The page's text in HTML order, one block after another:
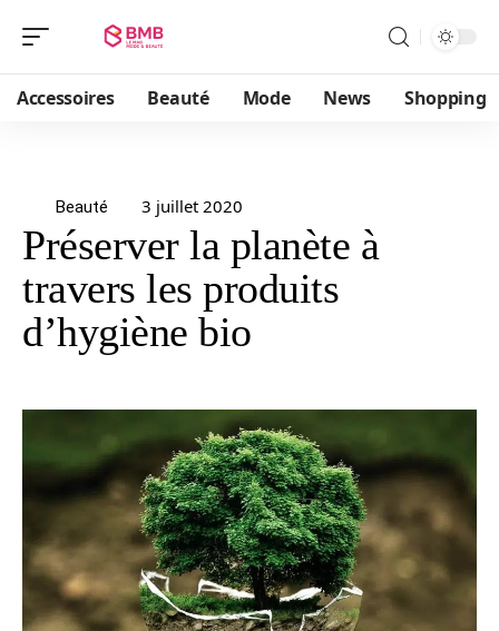
Accessoires Beauté Mode News Shopping
Beauté 3 juillet 2020
Préserver la planète à
travers les produits
d’hygiène bio